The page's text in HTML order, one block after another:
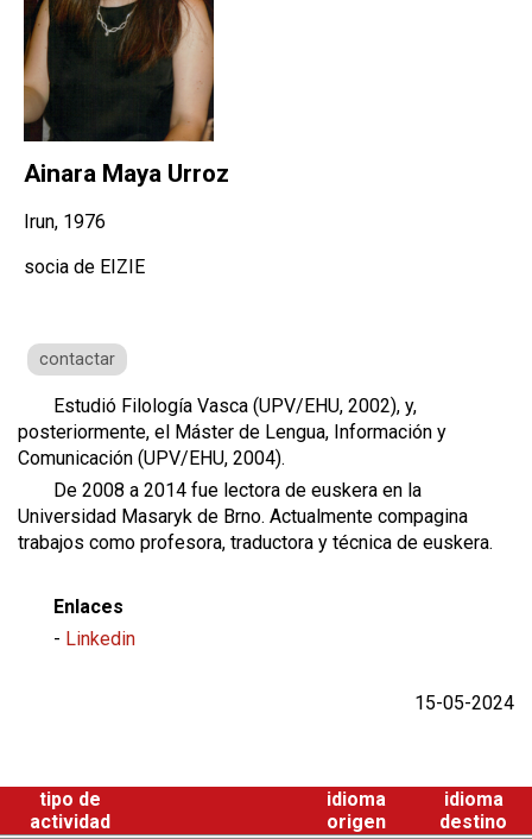
Ainara Maya Urroz
Irun, 1976
socia de EIZIE
contactar
Estudió Filología Vasca (UPV/EHU, 2002), y,
posteriormente, el Máster de Lengua, Información y
Comunicación (UPV/EHU, 2004).
De 2008 a 2014 fue lectora de euskera en la
Universidad Masaryk de Brno. Actualmente compagina
trabajos como profesora, traductora y técnica de euskera.
Enlaces
- Linkedin
15-05-2024
tipo de
actividad
idioma
origen
idioma
destino